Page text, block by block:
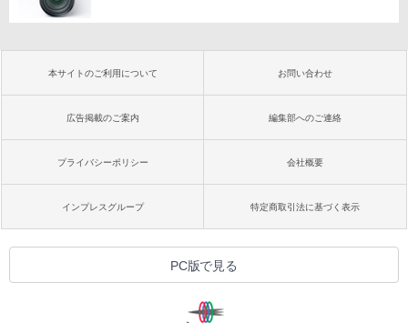
本サイトのご利用について お問い合わせ
広告掲載のご案内 編集部へのご連絡
プライバシーポリシー 会社概要
インプレスグループ 特定商取引法に基づく表示
PC版で見る